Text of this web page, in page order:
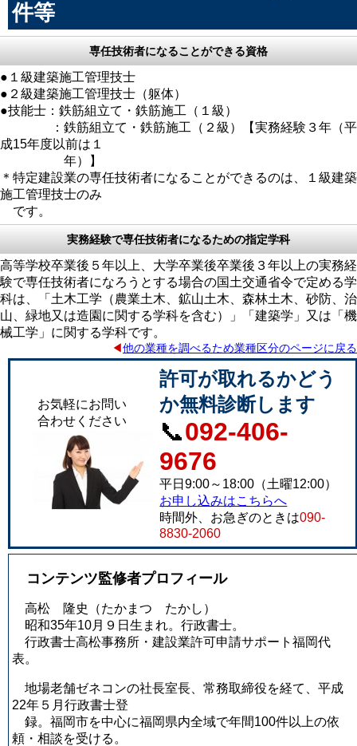
件等
専任技術者になることができる資格
●１級建築施工管理技士
●２級建築施工管理技士（躯体）
●技能士：鉄筋組立て・鉄筋施工（１級）
：鉄筋組立て・鉄筋施工（２級）【実務経験３年（平
成15年度以前は１
年）】
＊特定建設業の専任技術者になることができるのは、１級建築
施工管理技士のみ
です。
実務経験で専任技術者になるための指定学科
高等学校卒業後５年以上、大学卒業後卒業後３年以上の実務経
験で専任技術者になろうとする場合の国土交通省令で定める学
科は、「土木工学（農業土木、鉱山土木、森林土木、砂防、治
山、緑地又は造園に関する学科を含む）」「建築学」又は「機
械工学」に関する学科です。
◀他の業種を調べるため業種区分のページに戻る
お気軽にお問い
合わせください
許可が取れるかどう
か無料診断します
📞092-406-
9676
平日9:00～18:00（土曜12:00）
お申し込みはこちらへ
時間外、お急ぎのときは090-
8830-2060
コンテンツ監修者プロフィール
高松 隆史
（たかまつ たかし）
昭和35年10月９日生まれ。行政書士。
行政書士高松事務所・建設業許可申請サポート福岡代
表。
地場老舗ゼネコンの社長室長、常務取締役を経て、平成
22年５月行政書士登
録。福岡市を中心に福岡県内全域で年間100件以上の依
頼・相談を受ける。